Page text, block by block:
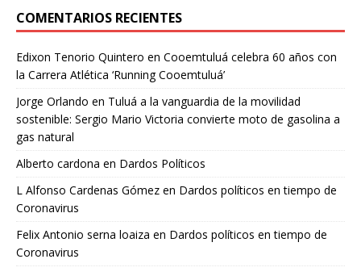
COMENTARIOS RECIENTES
Edixon Tenorio Quintero en Cooemtuluá celebra 60 años con
la Carrera Atlética ‘Running Cooemtuluá’
Jorge Orlando en Tuluá a la vanguardia de la movilidad
sostenible: Sergio Mario Victoria convierte moto de gasolina a
gas natural
Alberto cardona en Dardos Políticos
L Alfonso Cardenas Gómez en Dardos políticos en tiempo de
Coronavirus
Felix Antonio serna loaiza en Dardos políticos en tiempo de
Coronavirus